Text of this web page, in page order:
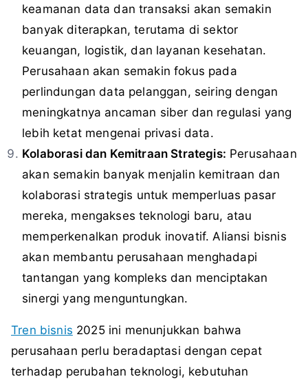
keamanan data dan transaksi akan semakin
banyak diterapkan, terutama di sektor
keuangan, logistik, dan layanan kesehatan.
Perusahaan akan semakin fokus pada
perlindungan data pelanggan, seiring dengan
meningkatnya ancaman siber dan regulasi yang
lebih ketat mengenai privasi data.
Kolaborasi dan Kemitraan Strategis: Perusahaan
akan semakin banyak menjalin kemitraan dan
kolaborasi strategis untuk memperluas pasar
mereka, mengakses teknologi baru, atau
memperkenalkan produk inovatif. Aliansi bisnis
akan membantu perusahaan menghadapi
tantangan yang kompleks dan menciptakan
sinergi yang menguntungkan.
Tren bisnis 2025 ini menunjukkan bahwa
perusahaan perlu beradaptasi dengan cepat
terhadap perubahan teknologi, kebutuhan